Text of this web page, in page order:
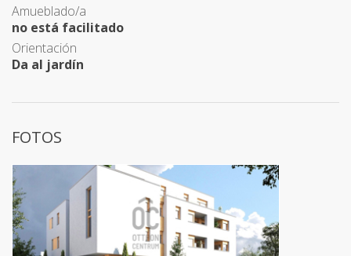
Amueblado/a
no está facilitado
Orientación
Da al jardín
FOTOS